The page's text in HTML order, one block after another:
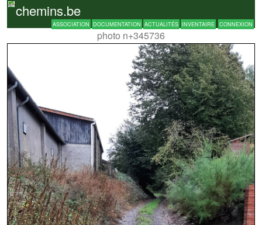
chemins.be
ASSOCIATION DOCUMENTATION ACTUALITÉS INVENTAIRE CONNEXION
photo n+345736